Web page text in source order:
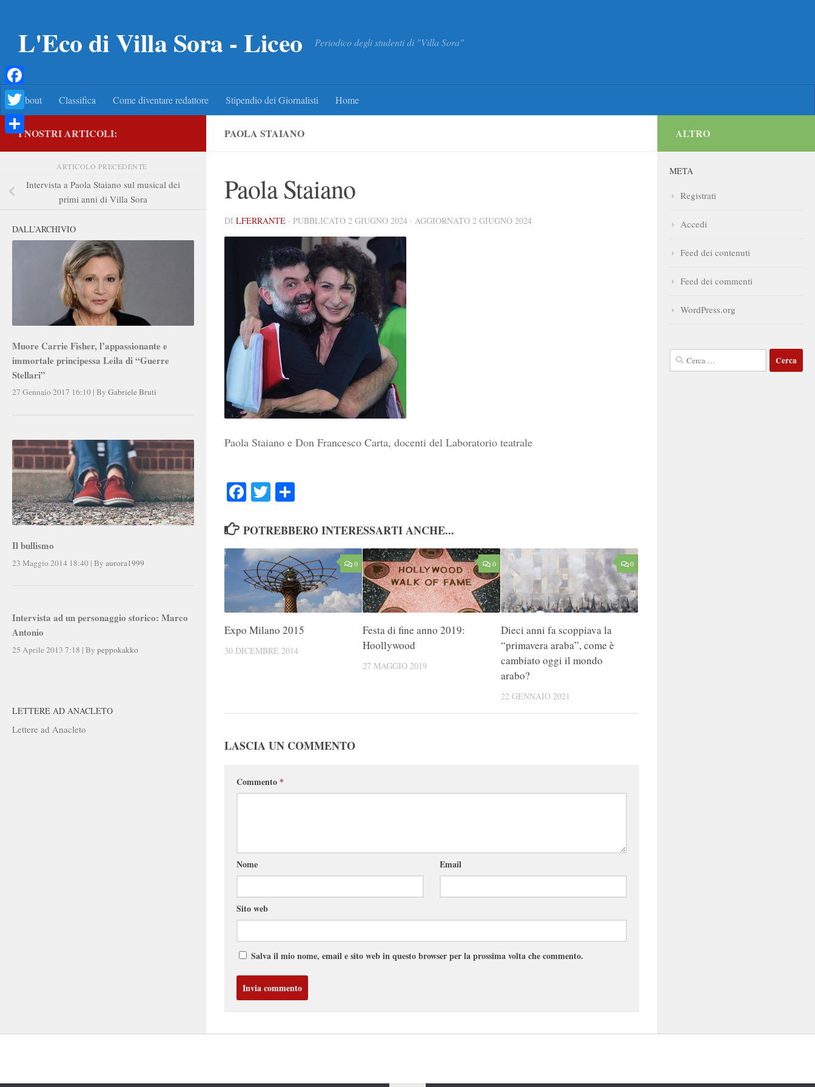
L'Eco di Villa Sora - Liceo Periodico degli studenti di "Villa Sora"
About Classifica Come diventare redattore Stipendio dei Giornalisti Home
PAOLA STAIANO
Paola Staiano
DI LFERRANTE · PUBBLICATO 2 GIUGNO 2024 · AGGIORNATO 2 GIUGNO 2024
Paola Staiano e Don Francesco Carta, docenti del Laboratorio teatrale
FacebookTwitter
POTREBBERO INTERESSARTI ANCHE...
0
Expo Milano 2015
30 DICEMBRE 2014
0
Festa di fine anno 2019:
Hoollywood
27 MAGGIO 2019
0
Dieci anni fa scoppiava la
“primavera araba”, come è
cambiato oggi il mondo
arabo?
22 GENNAIO 2021
LASCIA UN COMMENTO
Commento *
Nome Email
Sito web
Salva il mio nome, email e sito web in questo browser per la prossima volta che commento.
I NOSTRI ARTICOLI:
ARTICOLO PRECEDENTE
Intervista a Paola Staiano sul musical dei
primi anni di Villa Sora
DALL’ARCHIVIO
Muore Carrie Fisher, l’appassionante e
immortale principessa Leila di “Guerre
Stellari”
27 Gennaio 2017 16:10 | By Gabriele Bruti
Il bullismo
23 Maggio 2014 18:40 | By aurora1999
Intervista ad un personaggio storico: Marco
Antonio
25 Aprile 2013 7:18 | By peppokakko
LETTERE AD ANACLETO
Lettere ad Anacleto
ALTRO
META
Registrati
Accedi
Feed dei contenuti
Feed dei commenti
WordPress.org
Ricerca
per:
Facebook
Twitter